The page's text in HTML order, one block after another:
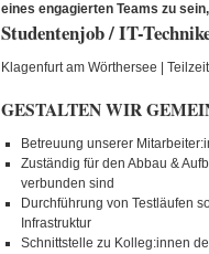
eines engagierten Teams zu
Studentenjob / IT-
Klagenfurt am Wörthersee | Teilzeit
GESTALTEN WIR
Betreuung unserer
Zuständig für den Abbau &
verbunden sind
Durchführung von Testläufen
Infrastruktur
Schnittstelle zu Kolleg:innen